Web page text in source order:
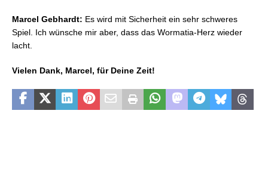
Marcel Gebhardt: Es wird mit Sicherheit ein sehr schweres
Spiel. Ich wünsche mir aber, dass das Wormatia-Herz wieder
lacht.
Vielen Dank, Marcel, für Deine Zeit!